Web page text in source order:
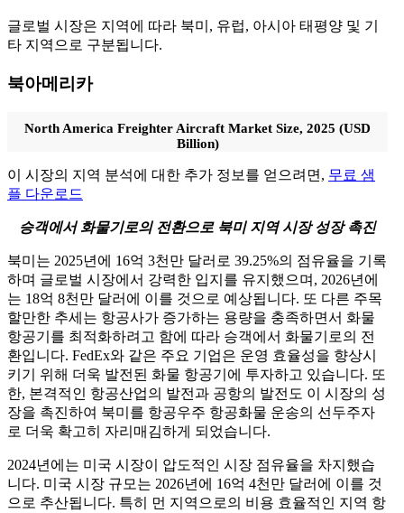
글로벌 시장은 지역에 따라 북미, 유럽, 아시아 태평양 및 기
타 지역으로 구분됩니다.
북아메리카
North America Freighter Aircraft Market Size, 2025 (USD
Billion)
이 시장의 지역 분석에 대한 추가 정보를 얻으려면, 무료 샘
플 다운로드
승객에서 화물기로의 전환으로 북미 지역 시장 성장 촉진
북미는 2025년에 16억 3천만 달러로 39.25%의 점유율을 기록
하며 글로벌 시장에서 강력한 입지를 유지했으며, 2026년에
는 18억 8천만 달러에 이를 것으로 예상됩니다. 또 다른 주목
할만한 추세는 항공사가 증가하는 용량을 충족하면서 화물
항공기를 최적화하려고 함에 따라 승객에서 화물기로의 전
환입니다. FedEx와 같은 주요 기업은 운영 효율성을 향상시
키기 위해 더욱 발전된 화물 항공기에 투자하고 있습니다. 또
한, 본격적인 항공산업의 발전과 공항의 발전도 이 시장의 성
장을 촉진하여 북미를 항공우주 항공화물 운송의 선두주자
로 더욱 확고히 자리매김하게 되었습니다.
2024년에는 미국 시장이 압도적인 시장 점유율을 차지했습
니다. 미국 시장 규모는 2026년에 16억 4천만 달러에 이를 것
으로 추산됩니다. 특히 먼 지역으로의 비용 효율적인 지역 항